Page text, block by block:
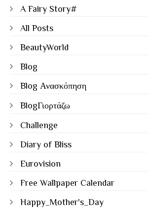
A Fairy Story#
All Posts
BeautyWorld
Blog
Blog Ανασκόπηση
BlogΓιορτάζω
Challenge
Diary of Bliss
Eurovision
Free Wallpaper Calendar
Happy_Mother's_Day